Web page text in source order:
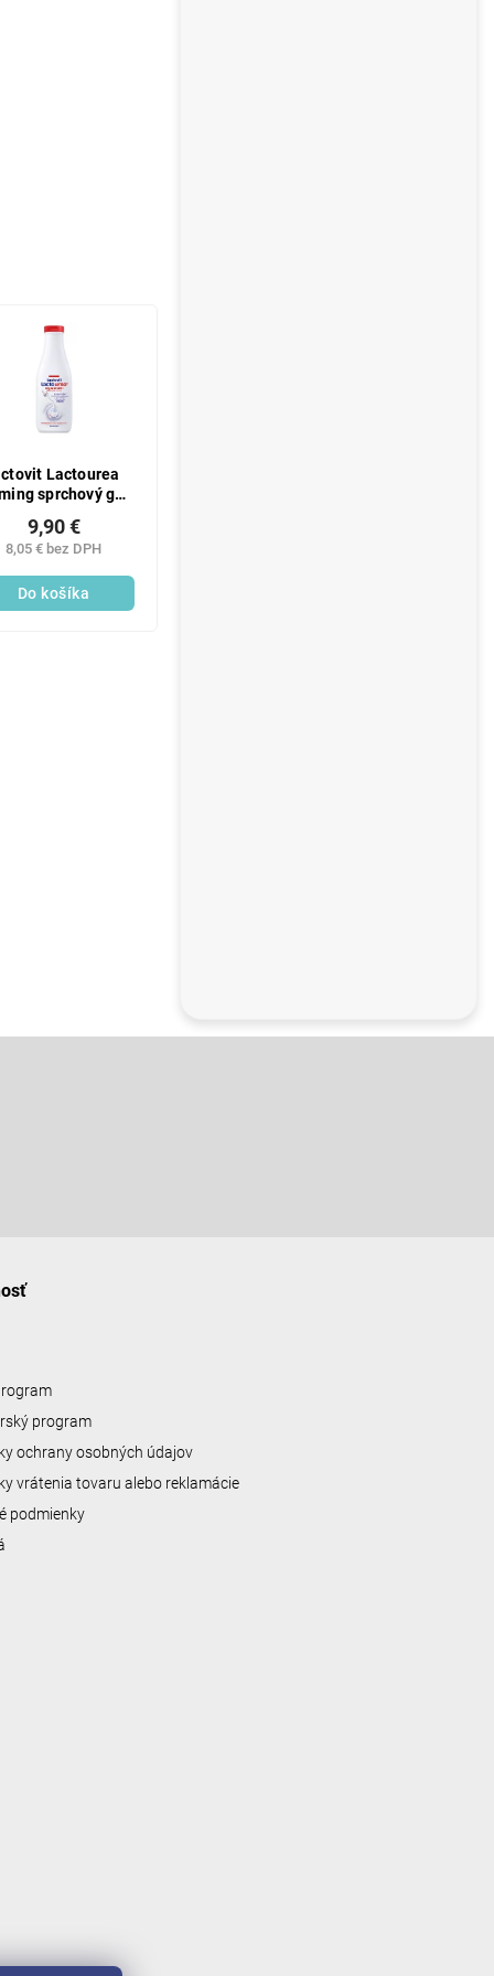
Lactourea
sprchový gél
8,05 € bez DPH
9,90 €
Do košíka
program
ochrany osobných údajov
vrátenia tovaru alebo reklamácie
podmienky